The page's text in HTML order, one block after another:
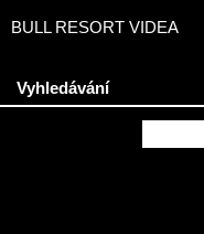
BULL RESORT VIDEA
Vyhledávání